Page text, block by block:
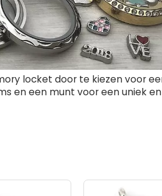
locket door te kiezen voor
en een munt voor een uniek en